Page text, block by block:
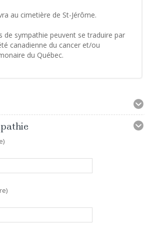
au cimetière de St-Jérôme.
de sympathie peuvent se traduire par
canadienne du cancer et/ou
du Québec.